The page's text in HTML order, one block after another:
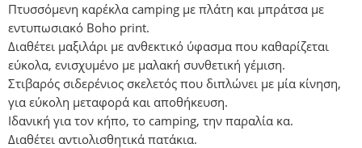
Πτυσσόμενη καρέκλα camping με πλάτη και μπράτσα με
εντυπωσιακό Boho print.
Διαθέτει μαξιλάρι με ανθεκτικό ύφασμα που καθαρίζεται
εύκολα, ενισχυμένο με μαλακή συνθετική γέμιση.
Στιβαρός σιδερένιος σκελετός που διπλώνει με μία κίνηση,
για εύκολη μεταφορά και αποθήκευση.
Ιδανική για τον κήπο, το camping, την παραλία κα.
Διαθέτει αντιολισθητικά πατάκια.